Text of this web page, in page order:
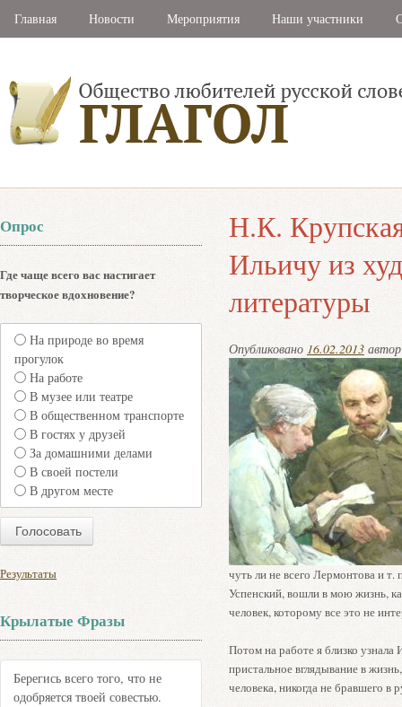
Главная Новости Мероприятия Наши участники
Н.К.
Ильичу из
литературы
Опубликовано 16.02.2013
чуть ли не всего Лермонтова и
Успенский, вошли в мою жизнь,
человек, которому все это не
Потом на работе я близко узнала
пристальное вглядывание в
человека, никогда не бравшего
Опрос
Где чаще всего вас настигает
творческое вдохновение?
На природе во время
прогулок
На работе
В музее или театре
В общественном транспорте
В гостях у друзей
За домашними делами
В своей постели
В другом месте
Результаты
Крылатые Фразы
Берегись всего того, что не
одобряется твоей совестью.